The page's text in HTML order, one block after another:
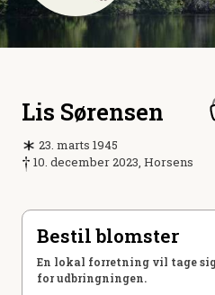
Lis Sørensen
23. marts 1945
10. december 2023, Horsens
Bestil blomster
En lokal forretning vil tage
for udbringningen.